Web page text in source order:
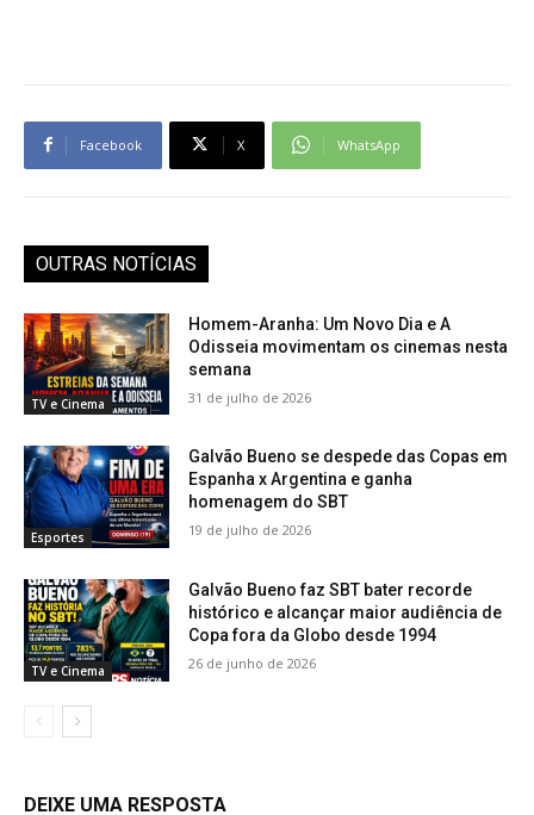
Facebook X WhatsApp
OUTRAS NOTÍCIAS
TV e Cinema
Homem-Aranha: Um Novo Dia e A
Odisseia movimentam os cinemas nesta
semana
31 de julho de 2026
Esportes
Galvão Bueno se despede das Copas em
Espanha x Argentina e ganha
homenagem do SBT
19 de julho de 2026
TV e Cinema
Galvão Bueno faz SBT bater recorde
histórico e alcançar maior audiência de
Copa fora da Globo desde 1994
26 de junho de 2026
DEIXE UMA RESPOSTA